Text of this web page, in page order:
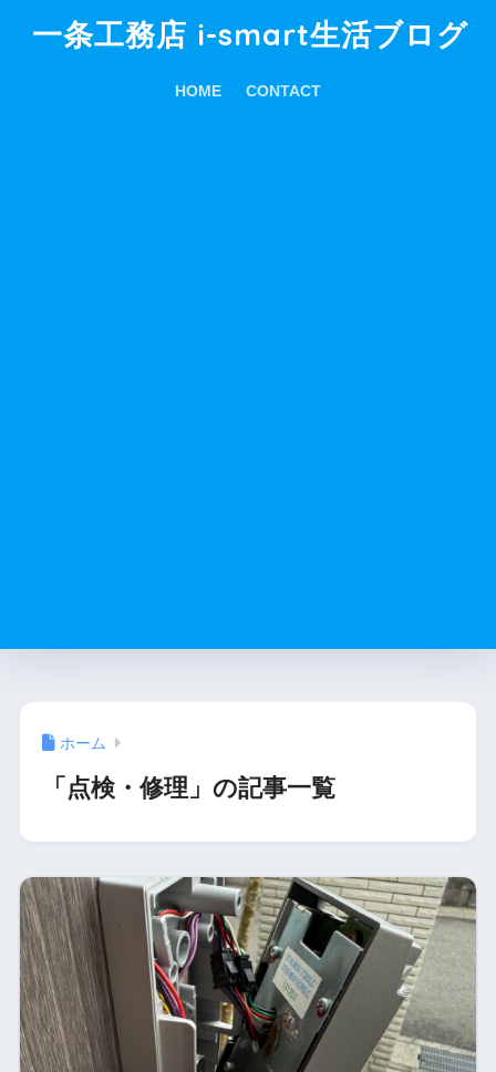
一条工務店 i-smart生活ブログ
HOME CONTACT
ホーム
「点検・修理」の記事一覧